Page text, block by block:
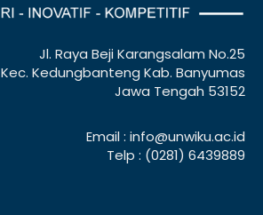
Jl. Raya Beji Karangsalam No.25
Kec. Kedungbanteng Kab. Banyumas
Jawa Tengah 53152
Email : info@unwiku.ac.id
Telp : (0281) 6439889